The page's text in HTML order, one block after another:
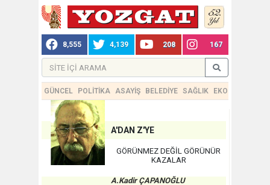
8,555 4,139 208 167
GÜNCEL POLİTİKA ASAYİŞ BELEDİYE SAĞLIK EKONOMİ
A'DAN Z'YE
GÖRÜNMEZ DEĞİL GÖRÜNÜR
KAZALAR
A.Kadir ÇAPANOĞLU